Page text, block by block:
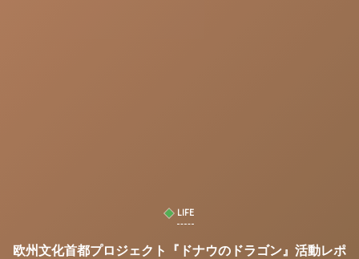
LIFE
欧州文化首都プロジェクト『ドナウのドラゴン』活動レポ